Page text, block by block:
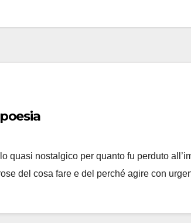
quasi nostalgico per quanto fu perduto
del cosa fare e del perché agire con